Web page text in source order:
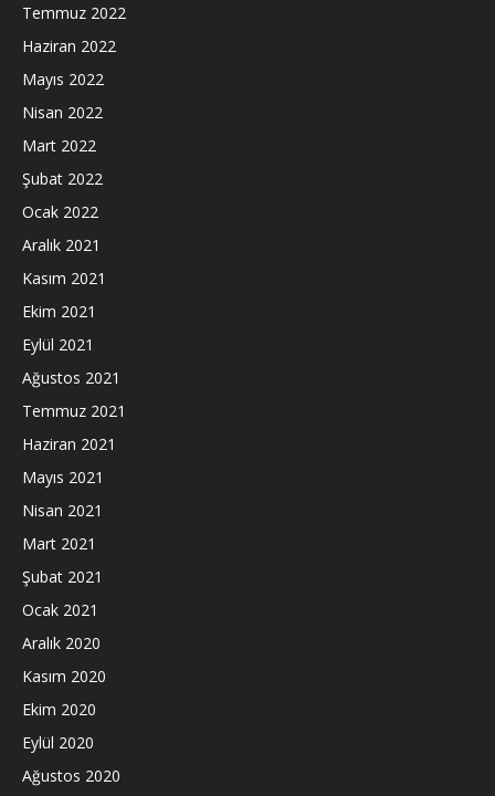
Temmuz 2022
Haziran 2022
Mayıs 2022
Nisan 2022
Mart 2022
Şubat 2022
Ocak 2022
Aralık 2021
Kasım 2021
Ekim 2021
Eylül 2021
Ağustos 2021
Temmuz 2021
Haziran 2021
Mayıs 2021
Nisan 2021
Mart 2021
Şubat 2021
Ocak 2021
Aralık 2020
Kasım 2020
Ekim 2020
Eylül 2020
Ağustos 2020